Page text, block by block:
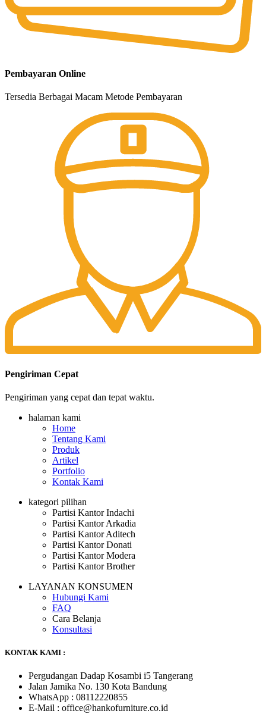
Pembayaran Online
Tersedia Berbagai Macam Metode Pembayaran
Pengiriman Cepat
Pengiriman yang cepat dan tepat waktu.
halaman kami
Home
Tentang Kami
Produk
Artikel
Portfolio
Kontak Kami
kategori pilihan
Partisi Kantor Indachi
Partisi Kantor Arkadia
Partisi Kantor Aditech
Partisi Kantor Donati
Partisi Kantor Modera
Partisi Kantor Brother
LAYANAN KONSUMEN
Hubungi Kami
FAQ
Cara Belanja
Konsultasi
KONTAK KAMI :
Pergudangan Dadap Kosambi i5 Tangerang
Jalan Jamika No. 130 Kota Bandung
WhatsApp : 08112220855
E-Mail : office@hankofurniture.co.id